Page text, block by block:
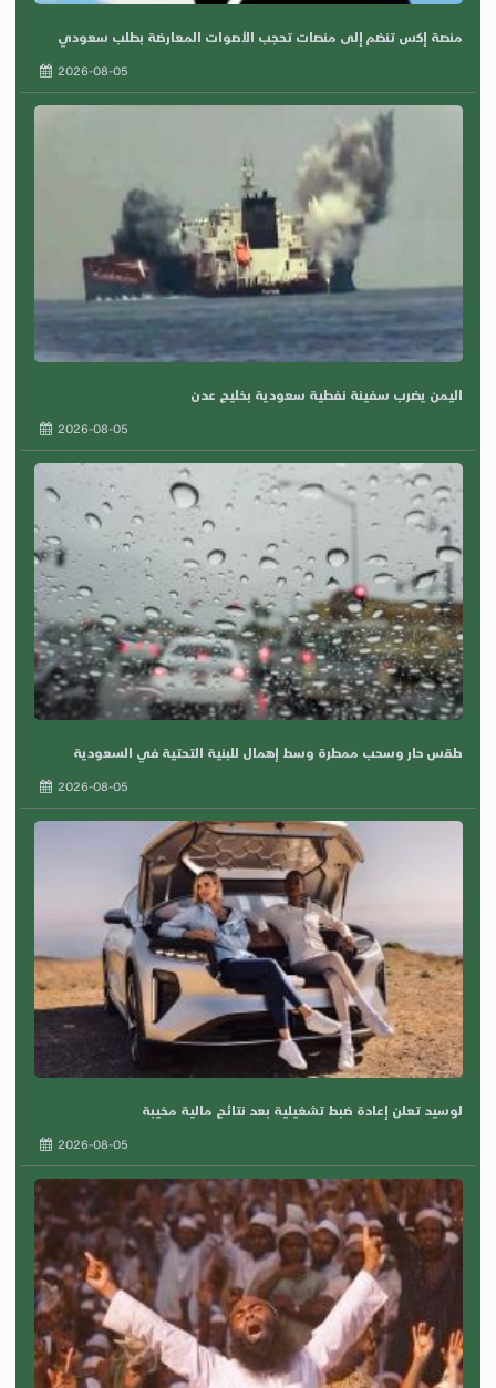
منصة إكس تنضم إلى منصات تحجب الأصوات المعارضة بطلب سعودي
2026-08-05
اليمن يضرب سفينة نفطية سعودية بخليج عدن
2026-08-05
طقس حار وسحب ممطرة وسط إهمال للبنية التحتية في السعودية
2026-08-05
لوسيد تعلن إعادة ضبط تشغيلية بعد نتائج مالية مخيبة
2026-08-05